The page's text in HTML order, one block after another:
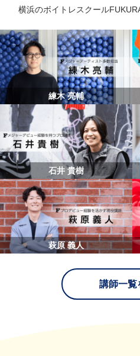
横浜のボイトレスクール
練木 亮輔
石井 貴樹
萩原 義人
講師一覧